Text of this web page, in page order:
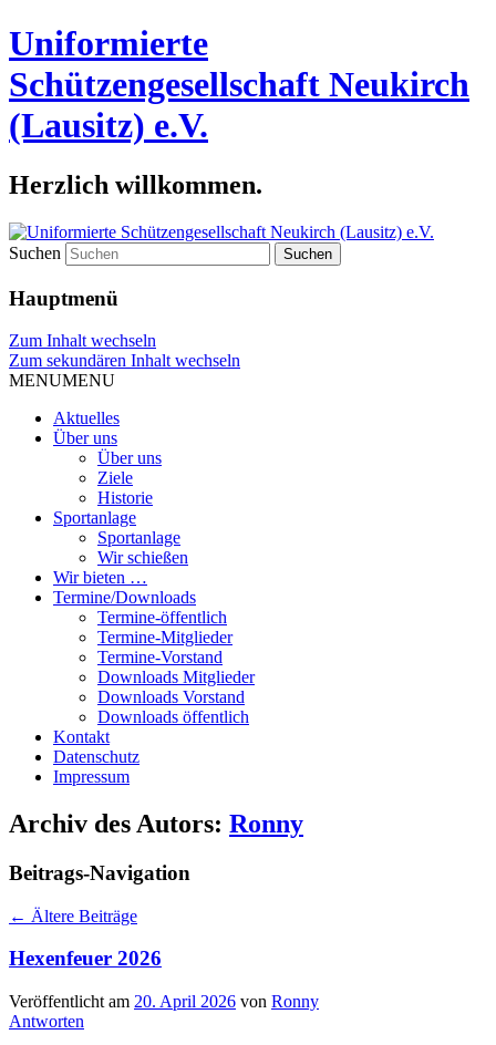
Uniformierte
Schützengesellschaft Neukirch
(Lausitz) e.V.
Herzlich willkommen.
Suchen
Hauptmenü
Zum Inhalt wechseln
Zum sekundären Inhalt wechseln
MENUMENU
Aktuelles
Über uns
Über uns
Ziele
Historie
Sportanlage
Sportanlage
Wir schießen
Wir bieten …
Termine/Downloads
Termine-öffentlich
Termine-Mitglieder
Termine-Vorstand
Downloads Mitglieder
Downloads Vorstand
Downloads öffentlich
Kontakt
Datenschutz
Impressum
Archiv des Autors: Ronny
Beitrags-Navigation
← Ältere Beiträge
Hexenfeuer 2026
Veröffentlicht am 20. April 2026 von Ronny
Antworten